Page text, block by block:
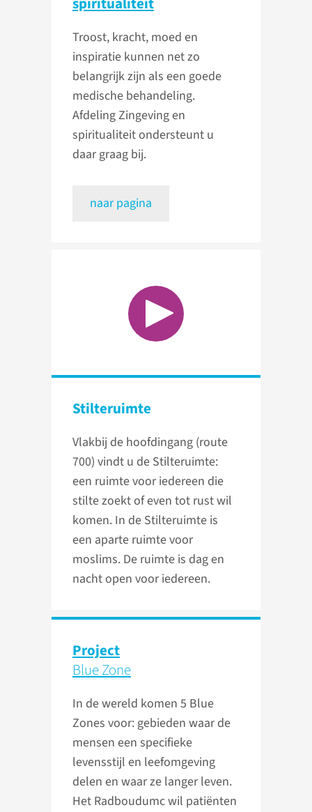
Troost, kracht, moed en
inspiratie kunnen net zo
belangrijk zijn als een goede
medische behandeling.
Afdeling Zingeving en
spiritualiteit ondersteunt u
daar graag bij.
naar pagina
Stilteruimte
Vlakbij de hoofdingang (route
700) vindt u de Stilteruimte:
een ruimte voor iedereen die
stilte zoekt of even tot rust wil
komen. In de Stilteruimte is
een aparte ruimte voor
moslims. De ruimte is dag en
nacht open voor iedereen.
Project
Blue Zone
In de wereld komen 5 Blue
Zones voor: gebieden waar de
mensen een specifieke
levensstijl en leefomgeving
delen en waar ze langer leven.
Het Radboudumc wil patiënten